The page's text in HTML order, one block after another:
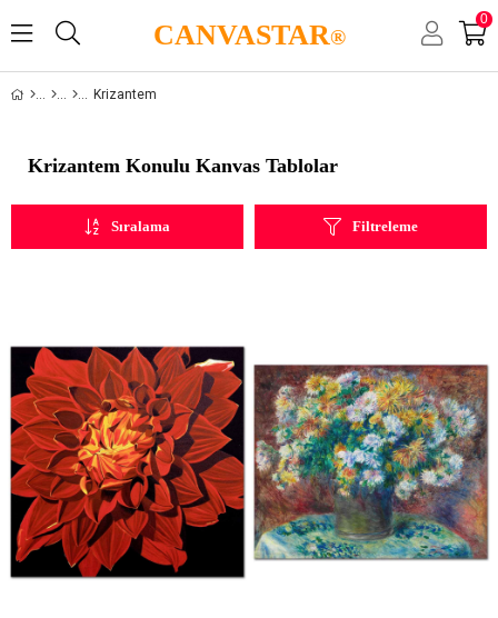
CANVASTAR®
0
Krizantem
Krizantem Konulu Kanvas Tablolar
Filtreleme
Sıralama